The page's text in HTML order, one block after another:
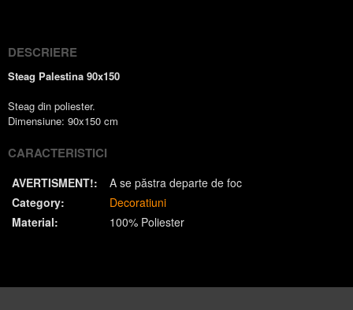
DESCRIERE
Steag Palestina 90x150
Steag din poliester.
Dimensiune: 90x150 cm
CARACTERISTICI
AVERTISMENT!:
A se păstra departe de foc
Category:
Decoratiuni
Material:
100% Poliester